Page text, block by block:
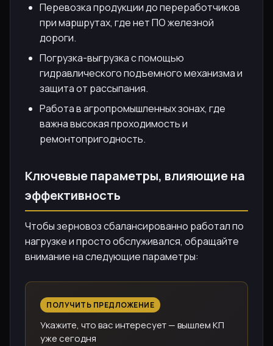
Перевозка продукции до переработчиков
при маршрутах, где нет ПО железной
дороги.
Погрузка-выгрузка с помощью
гидравлического подъемного механизма и
защита от рассыпания.
Работа в агропромышленных зонах, где
важна высокая проходимость и
ремонтопригодность.
Ключевые параметры, влияющие на
эффективность
Чтобы зерновоз сбалансированно работал по
нагрузке и просто обслуживался, обращайте
внимание на следующие параметры:
ПОЛУЧИТЬ ПРЕДЛОЖЕНИЕ
Укажите, что вас интересует — вышлем КП
уже сегодня